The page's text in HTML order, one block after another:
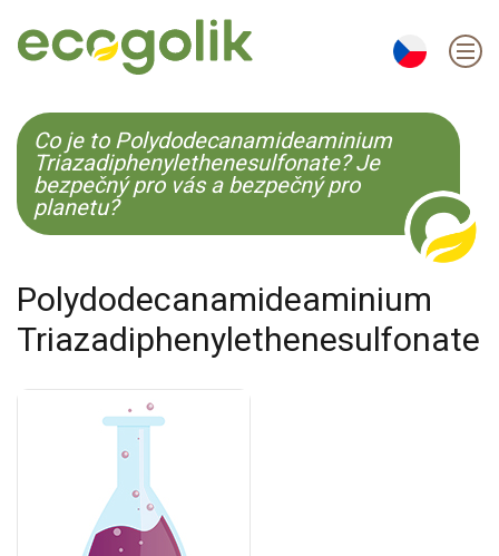
EN ES CS KO
Co je to Polydodecanamideaminium
Triazadiphenylethenesulfonate? Je
bezpečný pro vás a bezpečný pro
planetu?
Polydodecanamideaminium
Triazadiphenylethenesulfonate